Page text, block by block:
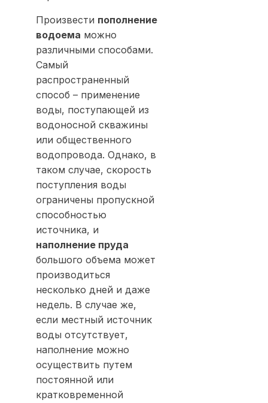
Произвести пополнение
водоема можно
различными способами.
Самый
распространенный
способ – применение
воды, поступающей из
водоносной скважины
или общественного
водопровода. Однако, в
таком случае, скорость
поступления воды
ограничены пропускной
способностью
источника, и
наполнение пруда
большого объема может
производиться
несколько дней и даже
недель. В случае же,
если местный источник
воды отсутствует,
наполнение можно
осуществить путем
постоянной или
кратковременной